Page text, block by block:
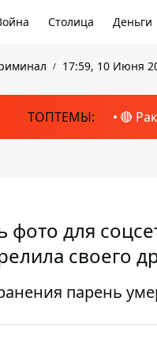
Столица Деньги
17:59, 10 Июня
ТОПТЕМЫ: 🔴
фото для
своего
парень